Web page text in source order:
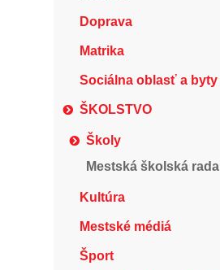
Doprava
Matrika
Sociálna oblasť a byty
ŠKOLSTVO
Školy
Mestská školská rada
Kultúra
Mestské médiá
Šport